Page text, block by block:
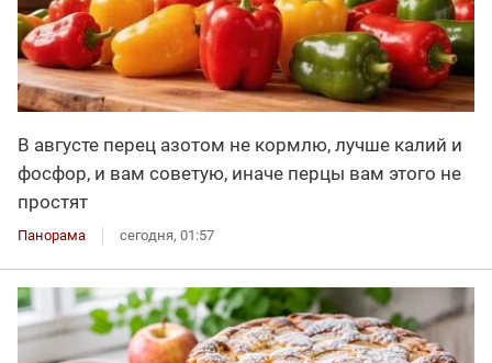
В августе перец азотом не кормлю, лучше калий и
фосфор, и вам советую, иначе перцы вам этого не
простят
Панорама сегодня, 01:57